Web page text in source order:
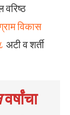
वरिष्ठ
विकास
अटी व शर्ती
वर्षांचा